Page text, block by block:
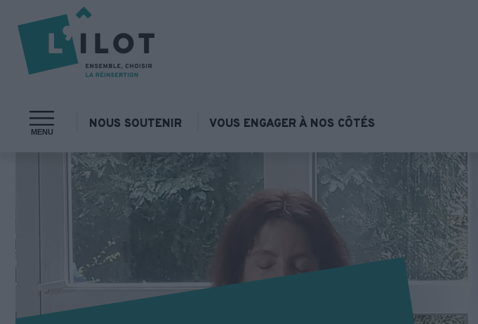
MENU
NOUS SOUTENIR VOUS ENGAGER À NOS CÔTÉS